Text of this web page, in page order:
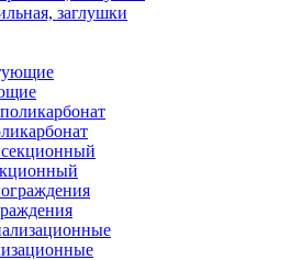
заглушки